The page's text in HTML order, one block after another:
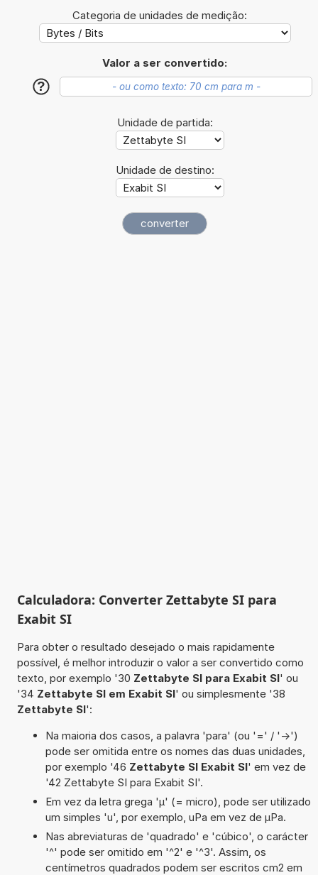
Categoria de unidades de medição:
Valor a ser convertido:
?
Unidade de partida:
Unidade de destino:
Calculadora: Converter Zettabyte SI para
Exabit SI
Para obter o resultado desejado o mais rapidamente
possível, é melhor introduzir o valor a ser convertido como
texto, por exemplo '30 Zettabyte SI para Exabit SI' ou
'34 Zettabyte SI em Exabit SI' ou simplesmente '38
Zettabyte SI':
Na maioria dos casos, a palavra 'para' (ou '=' / '->')
pode ser omitida entre os nomes das duas unidades,
por exemplo '46 Zettabyte SI Exabit SI' em vez de
'42 Zettabyte SI para Exabit SI'.
Em vez da letra grega 'µ' (= micro), pode ser utilizado
um simples 'u', por exemplo, uPa em vez de µPa.
Nas abreviaturas de 'quadrado' e 'cúbico', o carácter
'^' pode ser omitido em '^2' e '^3'. Assim, os
centímetros quadrados podem ser escritos cm2 em